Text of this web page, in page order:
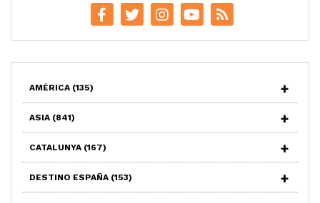
AMÉRICA (135)
ASIA (841)
CATALUNYA (167)
DESTINO ESPAÑA (153)